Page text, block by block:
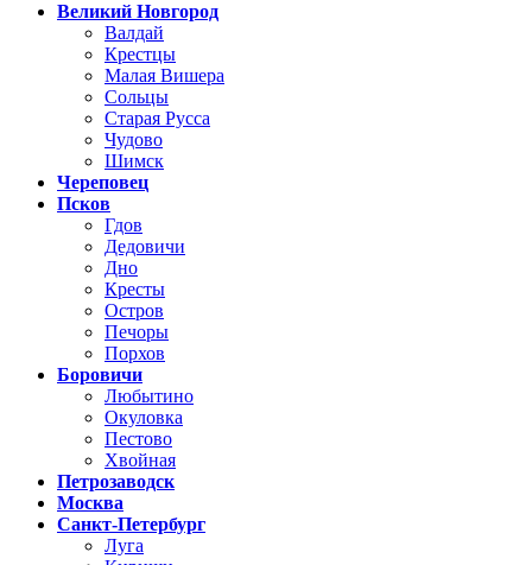
Великий Новгород
Валдай
Крестцы
Малая Вишера
Сольцы
Старая Русса
Чудово
Шимск
Череповец
Псков
Гдов
Дедовичи
Дно
Кресты
Остров
Печоры
Порхов
Боровичи
Любытино
Окуловка
Пестово
Хвойная
Петрозаводск
Москва
Санкт-Петербург
Луга